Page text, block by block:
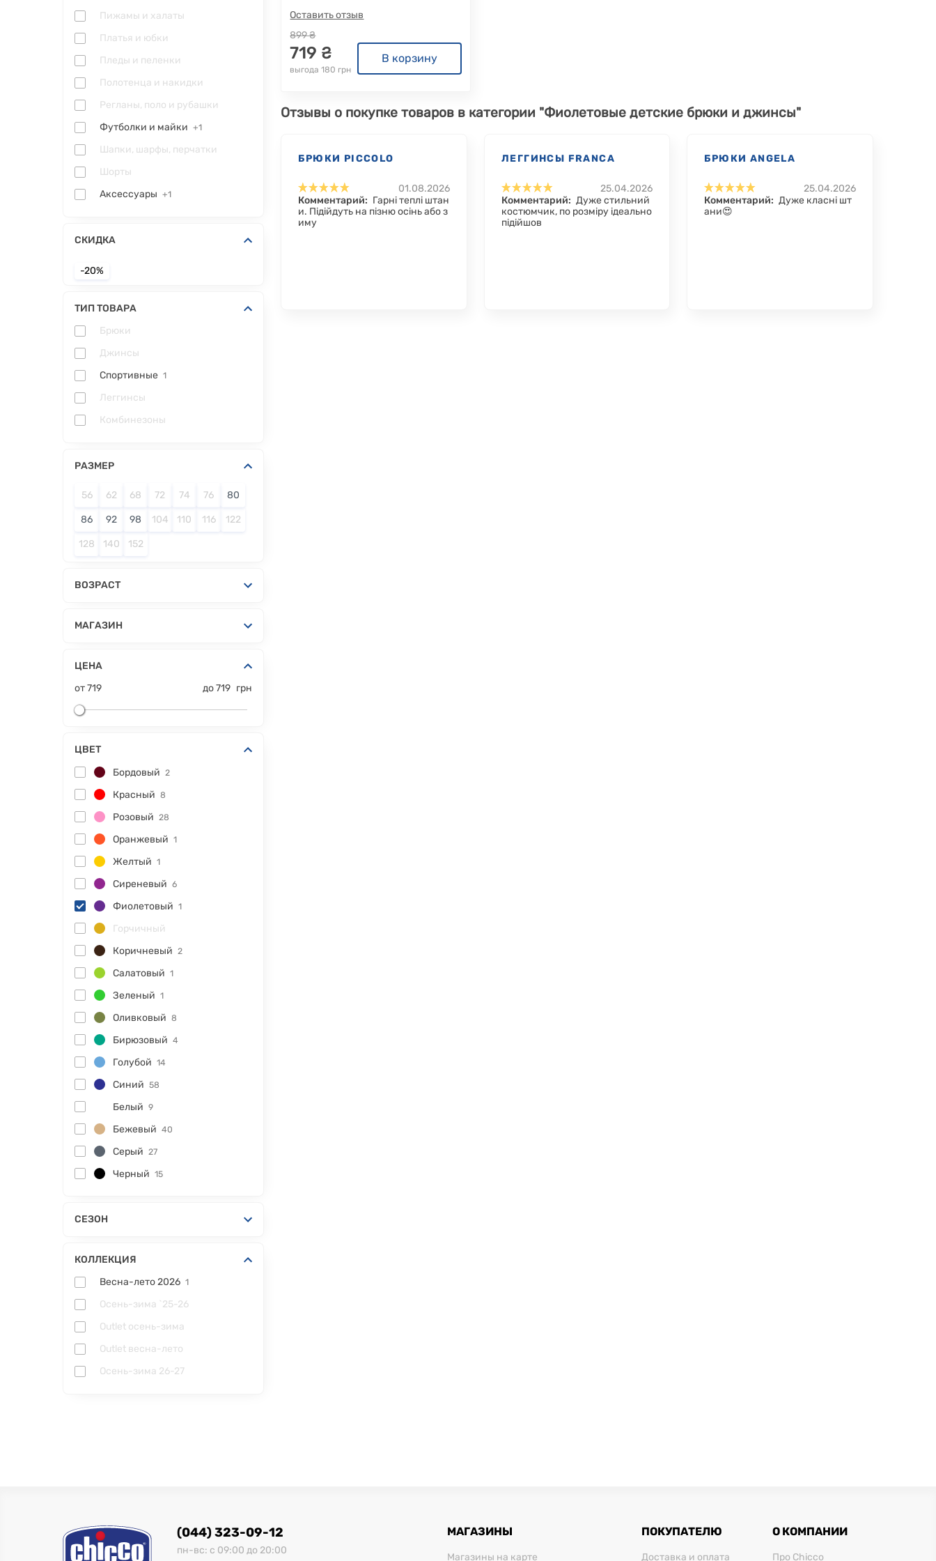
Пижамы и халаты
Платья и юбки
Пледы и пеленки
Полотенца и накидки
Регланы, поло и рубашки
Футболки и майки +1
Шапки, шарфы, перчатки
Шорты
Аксессуары +1
СКИДКА
-20%
ТИП ТОВАРА
Брюки
Джинсы
Спортивные 1
Леггинсы
Комбинезоны
РАЗМЕР
56 62 68 72 74 76 80
86 92 98 104 110 116 122
128 140 152
ВОЗРАСТ
МАГАЗИН
ЦЕНА
от719 до 719 грн
ЦВЕТ
Бордовый 2
Красный 8
Розовый 28
Оранжевый 1
Желтый 1
Сиреневый 6
Фиолетовый 1
Горчичный
Коричневый 2
Салатовый 1
Зеленый 1
Оливковый 8
Бирюзовый 4
Голубой 14
Синий 58
Белый 9
Бежевый 40
Серый 27
Черный 15
СЕЗОН
КОЛЛЕКЦИЯ
Весна-лето 2026 1
Осень-зима `25-26
Outlet осень-зима
Outlet весна-лето
Осень-зима 26-27
Оставить отзыв
899 ₴
719 ₴
выгода 180 грн
В корзину
Отзывы о покупке товаров в категории "Фиолетовые детские брюки и джинсы"
БРЮКИ PICCOLO
01.08.2026
Комментарий: Гарні теплі штан
и. Підійдуть на пізню осінь або з
иму
ЛЕГГИНСЫ FRANCA
25.04.2026
Комментарий: Дуже стильний
костюмчик, по розміру ідеально
підійшов
БРЮКИ ANGELA
25.04.2026
Комментарий: Дуже класні шт
ани😍
(044) 323-09-12
пн-вс: с 09:00 до 20:00
МАГАЗИНЫ
Магазины на карте
ПОКУПАТЕЛЮ
Доставка и оплата
О КОМПАНИИ
Про Chicco